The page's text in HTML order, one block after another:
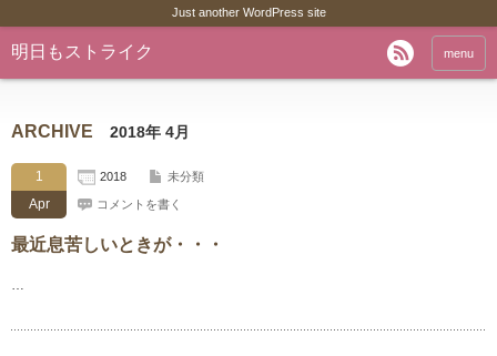
Just another WordPress site
明日もストライク menu
ARCHIVE 2018年 4月
1
Apr
2018 未分類
コメントを書く
最近息苦しいときが・・・
…